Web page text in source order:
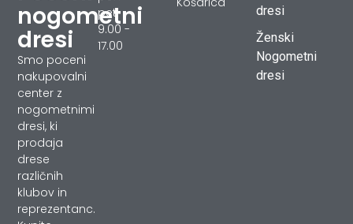
nogometni
dresi
Smo poceni
nakupovalni
center z
nogometnimi
dresi, ki
prodaja
drese
različnih
klubov in
reprezentanc.
dresi
Ženski
Nogometni
dresi
pet
9.00 -
17.00